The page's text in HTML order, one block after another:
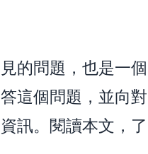
的問題，也是一個
這個問題，並向對
訊。閱讀本文，了